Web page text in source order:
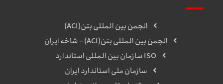
انجمن بین المللی بتن(ACI)
انجمن بین المللی بتن(ACI) – شاخه ایران
ISO سازمان بین المللی استاندارد
سازمان ملی استاندارد ایران